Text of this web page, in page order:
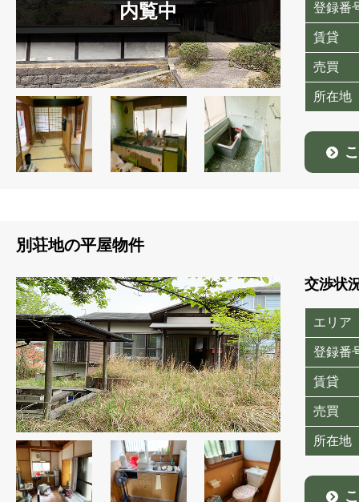
登録番
賃貸
売買
所在地
別荘地の平屋物件
交渉状
エリア
登録番
賃貸
売買
所在地